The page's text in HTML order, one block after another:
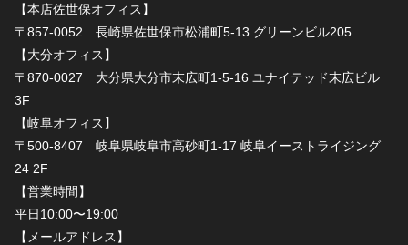
【本店佐世保オフィス】
〒857-0052 長崎県佐世保市松浦町5-13 グリーンビル205
【大分オフィス】
〒870-0027 大分県大分市末広町1-5-16 ユナイテッド末広ビル
3F
【岐阜オフィス】
〒500-8407 岐阜県岐阜市高砂町1-17 岐阜イーストライジング
24 2F
【営業時間】
平日10:00〜19:00
【メールアドレス】